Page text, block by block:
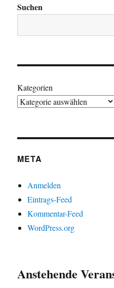
Suchen
Kategorien
META
Anmelden
Eintrags-Feed
Kommentar-Feed
WordPress.org
Anstehende